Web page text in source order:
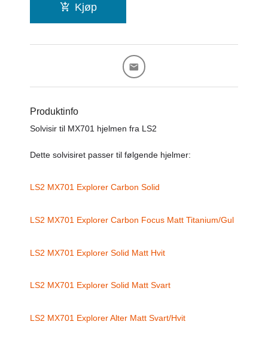
Kjøp
Produktinfo
Solvisir til MX701 hjelmen fra LS2
Dette solvisiret passer til følgende hjelmer:
LS2 MX701 Explorer Carbon Solid
LS2 MX701 Explorer Carbon Focus Matt Titanium/Gul
LS2 MX701 Explorer Solid Matt Hvit
LS2 MX701 Explorer Solid Matt Svart
LS2 MX701 Explorer Alter Matt Svart/Hvit